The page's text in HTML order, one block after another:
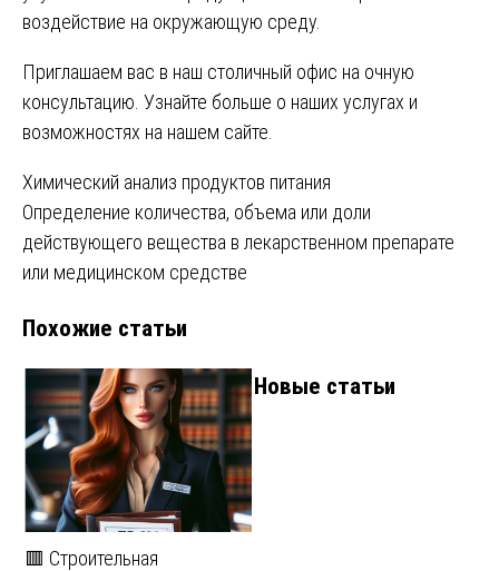
воздействие на окружающую среду.
Приглашаем вас в наш столичный офис на очную
консультацию. Узнайте больше о наших услугах и
возможностях на нашем сайте
Навигация
по
записям
Химический анализ продуктов питания
Определение количества, объема или доли
действующего вещества в лекарственном препарате
или медицинском средстве
Похожие статьи
🟥 Строительная
Новые статьи